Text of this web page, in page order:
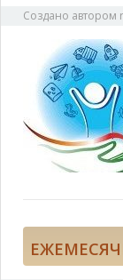
Создано автором